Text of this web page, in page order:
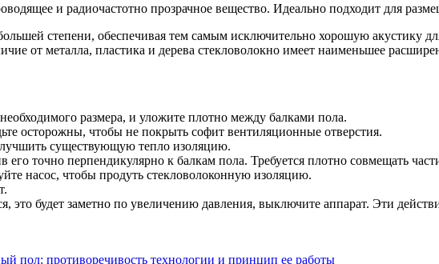
и радиочастотно прозрачное вещество. Идеально подходит для
степени, обеспечивая тем самым исключительно хорошую акустику
от металла, пластика и дерева стекловолокно имеет наименьшее
размера, и уложите плотно между балками пола.
осторожны, чтобы не покрыть софит вентиляционные отверстия.
существующую тепло изоляцию.
его точно перпендикулярно к балкам пола. Требуется плотно совмещать
насос, чтобы продуть стекловолоконную изоляцию.
это будет заметно по увеличению давления, выключите аппарат. Эти
пол: противоречивость технологии и принцип ее работы